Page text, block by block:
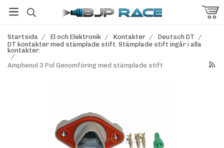
Startsida / El och Elektronik / Kontakter / Deutsch DT /
DT kontakter med stämplade stift. Stämplade stift ingår i alla
kontakter.
/
Amphenol 3 Pol Genomföring med stämplade stift